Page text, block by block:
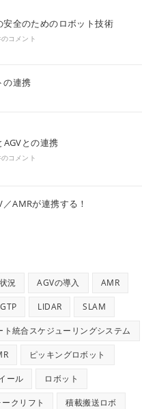
全のためのロボット技術
コメント
の連携
との連携
コメント
AMRが連携する！
況 AGVの導入 AMR
GTP LIDAR SLAM
ト統合スケジューリングシステム
ピッキングロボット
ール ロボット
クリフト 積載搬送ロボ